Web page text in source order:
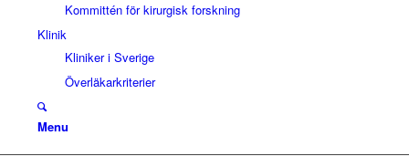
Kommittén för kirurgisk forskning
Klinik
Kliniker i Sverige
Överläkarkriterier
Menu